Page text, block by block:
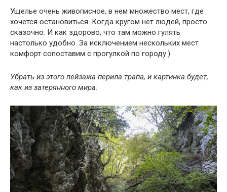
Ущелье очень живописное, в нем множество мест, где
хочется остановиться. Когда кругом нет людей, просто
сказочно. И как здорово, что там можно гулять
настолько удобно. За исключением нескольких мест
комфорт сопоставим с прогулкой по городу.)
Убрать из этого пейзажа перила трапа, и картинка будет,
как из затерянного мира: